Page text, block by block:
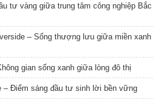
tư vàng giữa trung tâm công nghiệp Bắc
– Sống thượng lưu giữa miền xanh
gian sống xanh giữa lòng đô thị
– Điểm sáng đầu tư sinh lời bền vững